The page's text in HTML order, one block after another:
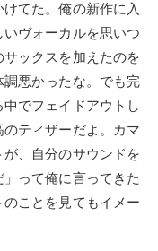
てた。俺の新作に入
ヴォーカルを思いつ
ックスを加えたのを
悪かったな。でも完
でフェイドアウトし
ティザーだよ。カマ
、自分のサウンドを
って俺に言ってきた
ことを見てもイメー